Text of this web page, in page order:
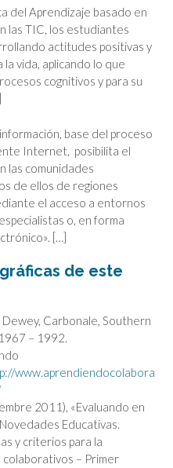
del Aprendizaje basado en
las TIC, los estudiantes
actitudes positivas y
vida, aplicando lo que
cognitivos y para su
base del proceso
Internet, posibilita el
las comunidades
de ellos de regiones
el acceso a entornos
o, en forma
[…]
de este
Carbonale, Southern
– 1992.
www.aprendiendocolabora
2011), «Evaluando en
Educativas.
y criterios para la
– Primer